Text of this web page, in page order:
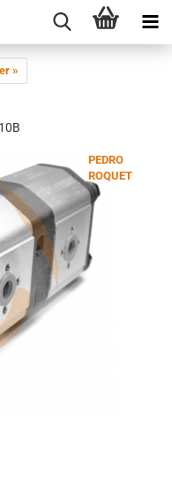
»
PEDRO
ROQUET